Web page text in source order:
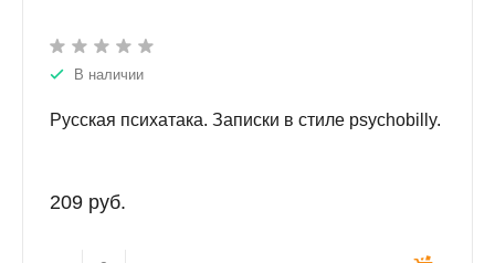
В наличии
Русская психатака. Записки в стиле psychobilly.
209 руб.